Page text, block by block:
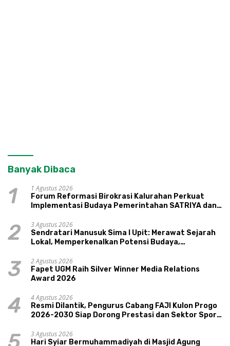
Banyak Dibaca
1
1 Agustus 2026
Forum Reformasi Birokrasi Kalurahan Perkuat
Implementasi Budaya Pemerintahan SATRIYA dan
2
3 Agustus 2026
Sendratari Manusuk Sima I Upit: Merawat Sejarah
Lokal, Memperkenalkan Potensi Budaya,
3
2 Agustus 2026
Fapet UGM Raih Silver Winner Media Relations
Award 2026
4
4 Agustus 2026
Resmi Dilantik, Pengurus Cabang FAJI Kulon Progo
2026-2030 Siap Dorong Prestasi dan Sektor Sport
3 Agustus 2026
Hari Syiar Bermuhammadiyah di Masjid Agung